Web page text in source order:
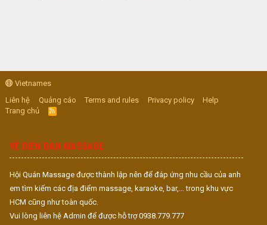
Vietnames
Liên hệ
Quảng cáo Terms and rules Privacy policy
Help
Trang chủ
R
S
VỀ DIỄN ĐÀN MASSAGE
Hội Quán Massage được thành lập nên để đáp ứng nhu cầu của anh
em tìm kiếm các địa điểm massage, karaoke, bar,... trong khu vực
HCM cũng như toàn quốc.
Vui lòng liên hệ Admin để được hỗ trợ 0938.779.777